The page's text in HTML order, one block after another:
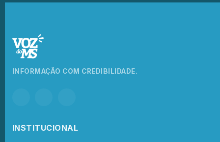
INFORMAÇÃO COM CREDIBILIDADE.
INSTITUCIONAL